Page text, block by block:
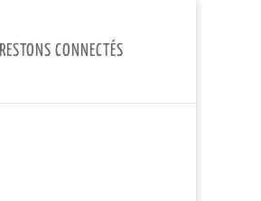
RESTONS CONNECTÉS